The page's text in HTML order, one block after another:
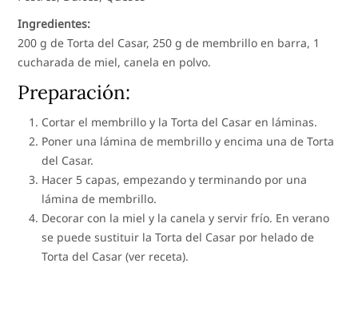
Ingredientes:
200 g de Torta del Casar, 250 g de membrillo en barra, 1
cucharada de miel, canela en polvo.
Preparación:
Cortar el membrillo y la Torta del Casar en láminas.
Poner una lámina de membrillo y encima una de Torta
del Casar.
Hacer 5 capas, empezando y terminando por una
lámina de membrillo.
Decorar con la miel y la canela y servir frío. En verano
se puede sustituir la Torta del Casar por helado de
Torta del Casar (ver receta).